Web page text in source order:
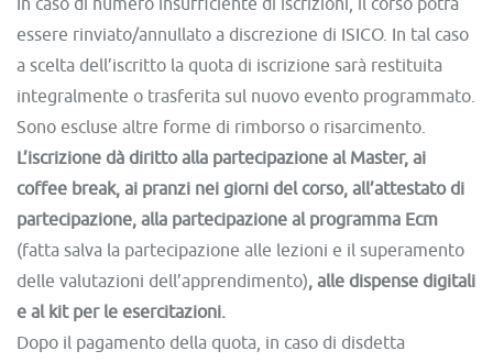
essere rinviato/annullato a discrezione di ISICO. In tal caso
a scelta dell’iscritto la quota di iscrizione sarà restituita
integralmente o trasferita sul nuovo evento programmato.
Sono escluse altre forme di rimborso o risarcimento.
L’iscrizione dà diritto alla partecipazione al Master, ai
coffee break, ai pranzi nei giorni del corso, all’attestato di
partecipazione, alla partecipazione al programma Ecm
(fatta salva la partecipazione alle lezioni e il superamento
delle valutazioni dell’apprendimento), alle dispense digitali
e al kit per le esercitazioni.
Dopo il pagamento della quota, in caso di disdetta